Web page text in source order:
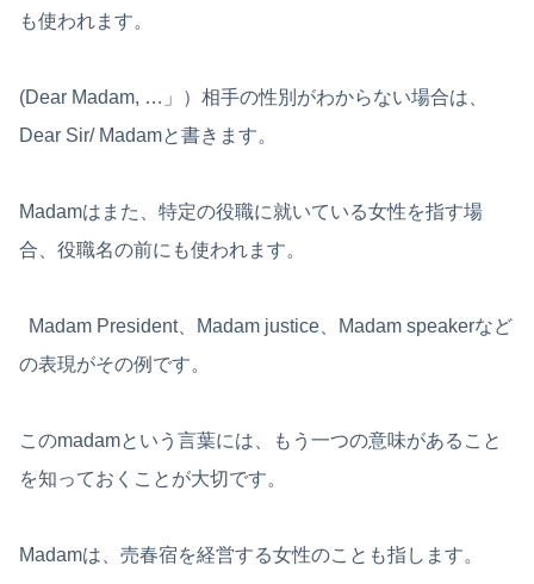
も使われます。
(Dear Madam, …」）相手の性別がわからない場合は、
Dear Sir/ Madamと書きます。
Madamはまた、特定の役職に就いている女性を指す場
合、役職名の前にも使われます。
Madam President、Madam justice、Madam speakerなど
の表現がその例です。
このmadamという言葉には、もう一つの意味があること
を知っておくことが大切です。
Madamは、売春宿を経営する女性のことも指します。